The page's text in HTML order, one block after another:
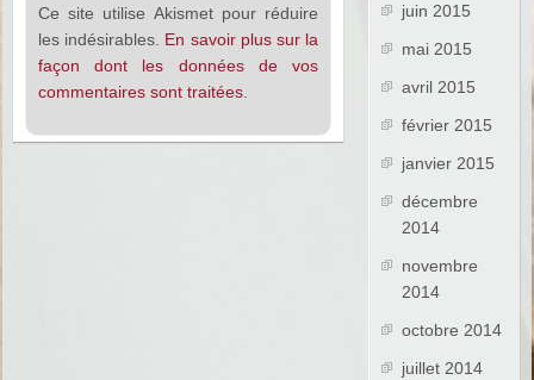
Ce site utilise Akismet pour réduire
les indésirables. En savoir plus sur la
façon dont les données de vos
commentaires sont traitées.
juin 2015
mai 2015
avril 2015
février 2015
janvier 2015
décembre
2014
novembre
2014
octobre 2014
juillet 2014